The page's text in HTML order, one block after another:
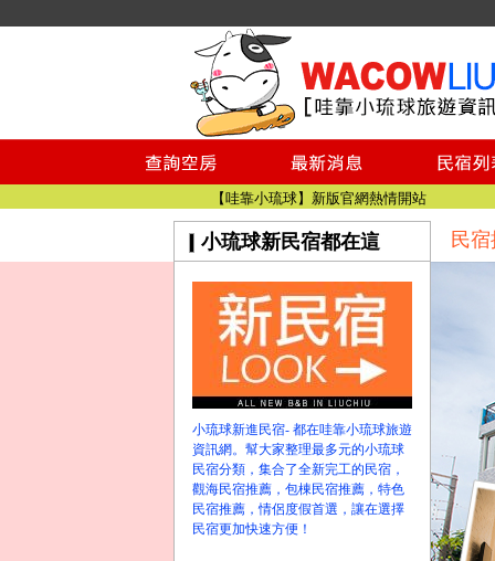
小琉球民宿空房
小琉球民宿
小琉球民宿推薦
【小琉球民宿特約】東港停車場!!看這邊
小琉球民宿 最完整的旅遊資訊都在這
【哇靠小琉球】新版官網熱情開站
【哇靠小琉球粉絲團】即時動態!!
小琉球民宿空房
小琉球民宿
小琉球民宿推薦
【小琉球民宿特約】東港停車場!!看這邊
小琉球民宿 最完整的旅遊資訊都在這
【哇靠小琉球】新版官網熱情開站
【哇靠小琉球粉絲團】即時動態!!
小琉球新民宿都在這
小琉球新進民宿- 都在哇靠小琉球旅遊
資訊網。幫大家整理最多元的小琉球
民宿分類，集合了全新完工的民宿，
觀海民宿推薦，包棟民宿推薦，特色
民宿推薦，情侶度假首選，讓在選擇
民宿更加快速方便！
民